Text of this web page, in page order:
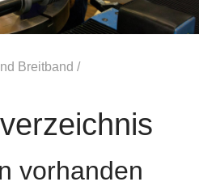
Breitband /
vorhanden